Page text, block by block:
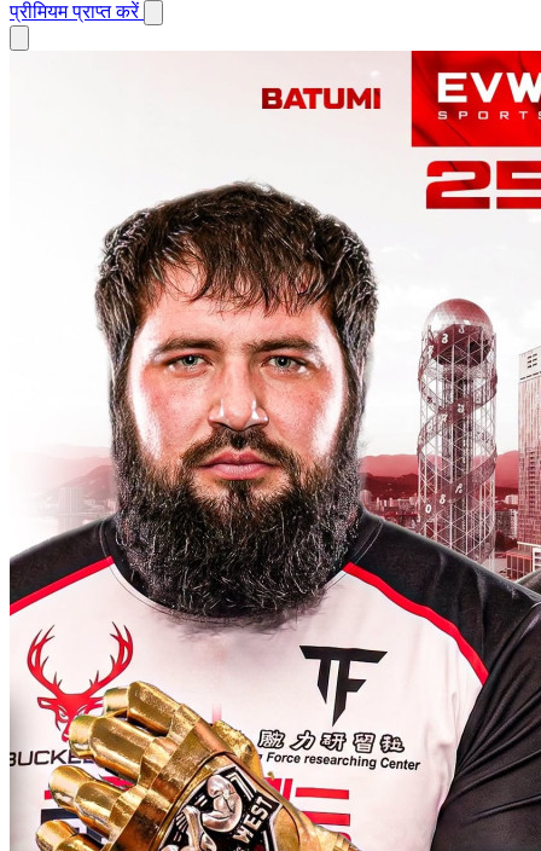
प्रीमियम प्राप्त करें